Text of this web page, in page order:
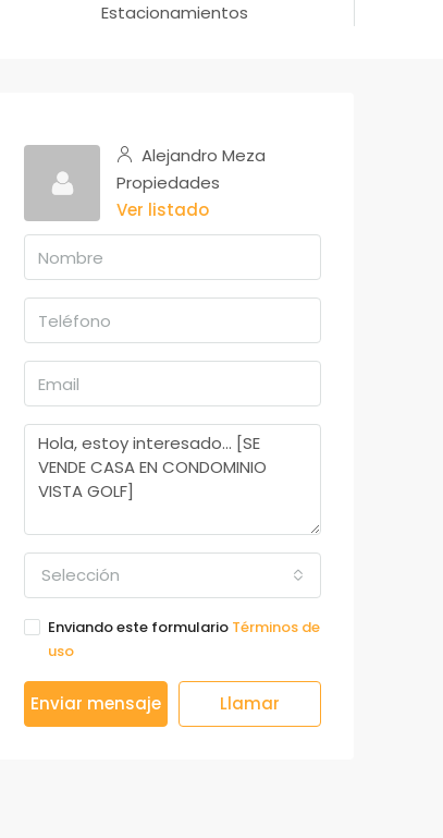
Estacionamientos
Alejandro Meza
Propiedades
Ver listado
Selección
Enviando este formulario Términos de
uso
Enviar mensaje Llamar